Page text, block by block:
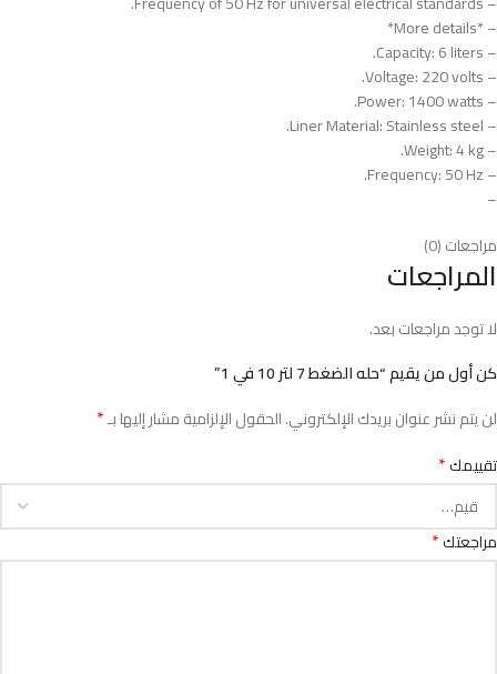
– *More details*
– Capacity: 6 liters.
– Voltage: 220 volts.
– Power: 1400 watts.
– Liner Material: Stainless steel.
– Weight: 4 kg.
– Frequency: 50 Hz.
–
مراجعات (0)
المراجعات
لا توجد مراجعات بعد.
كن أول من يقيم “حله الضغط 7 لتر 10 في 1”
لن يتم نشر عنوان بريدك الإلكتروني.الحقول الإلزامية مشار إليها بـ*
تقييمك*
مراجعتك*